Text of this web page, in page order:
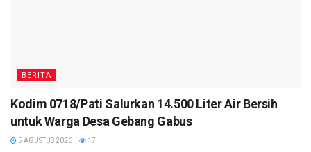
BERITA
Kodim 0718/Pati Salurkan 14.500 Liter Air Bersih
untuk Warga Desa Gebang Gabus
5 AGUSTUS 2026 17